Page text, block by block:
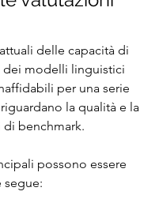
delle capacità di
dei modelli linguistici
per una serie
la qualità e la
di benchmark.
possono essere
segue: